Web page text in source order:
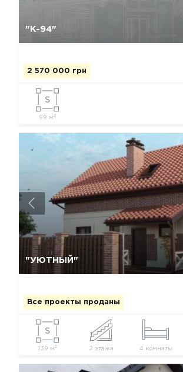
"К-94"
2 570 000 грн
99 м 2
"УЮТНЫЙ"
Все проекты проданы
139 м 2 2 этажа 4 комнаты